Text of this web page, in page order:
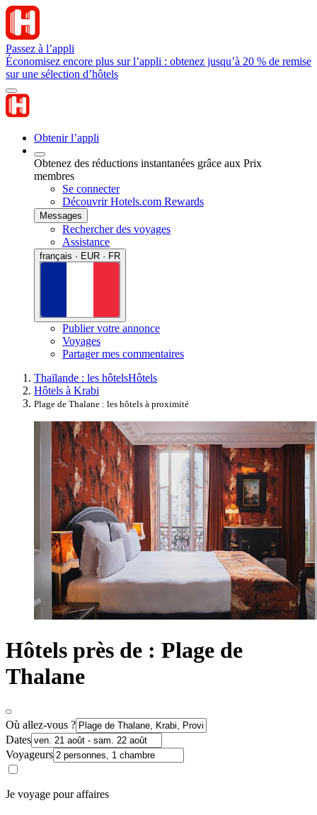
Passez à l’appli
Économisez encore plus sur l’appli : obtenez jusqu’à 20 % de remise
sur une sélection d’hôtels
Obtenir l’appli
Obtenez des réductions instantanées grâce aux Prix
membres
Se connecter
Découvrir Hotels.com Rewards
Messages
Rechercher des voyages
Assistance
français · EUR · FR
Publier votre annonce
Voyages
Partager mes commentaires
Thaïlande : les hôtelsHôtels
Hôtels à Krabi
Plage de Thalane : les hôtels à proximité
Hôtels près de : Plage de
Thalane
Où allez-vous ?
Dates
Voyageurs
Je voyage pour affaires